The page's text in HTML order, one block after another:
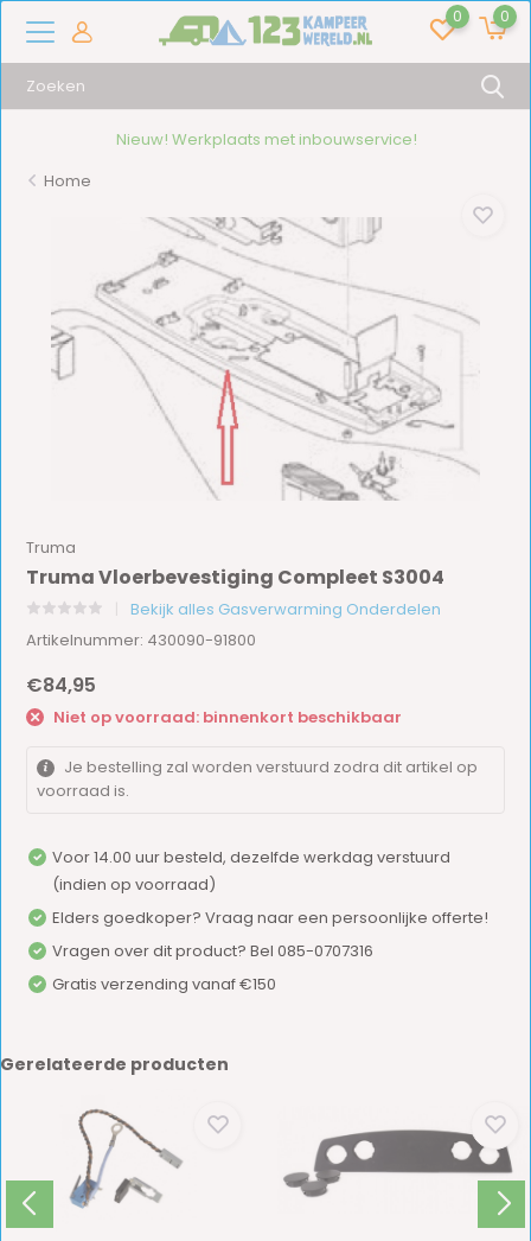
0 0
Nieuw! Werkplaats met inbouwservice!
Home
Truma
Truma Vloerbevestiging Compleet S3004
Bekijk alles Gasverwarming Onderdelen
Artikelnummer: 430090-91800
€84,95
Niet op voorraad: binnenkort beschikbaar
Je bestelling zal worden verstuurd zodra dit artikel op
voorraad is.
Voor 14.00 uur besteld, dezelfde werkdag verstuurd
(indien op voorraad)
Elders goedkoper? Vraag naar een persoonlijke offerte!
Vragen over dit product? Bel 085-0707316
Gratis verzending vanaf €150
Gerelateerde producten